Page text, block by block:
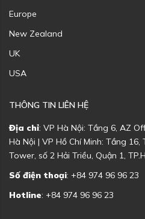
Europe
New Zealand
UK
USA
THÔNG TIN LIÊN HỆ
Địa chỉ: VP Hà Nội: Tầng 6, AZ
Hà Nội | VP Hồ Chí Minh: Tầng
Tower, số 2 Hải Triều, Quận 1,
Số điện thoại: +84 974 96 96 23
Hotline: +84 974 96 96 23